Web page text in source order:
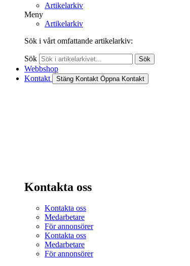
Artikelarkiv
Meny
Artikelarkiv
Sök i vårt omfattande artikelarkiv:
Sök Sök
Webbshop
Kontakt
Stäng Kontakt Öppna Kontakt
Kontakta oss
Kontakta oss
Medarbetare
För annonsörer
Kontakta oss
Medarbetare
För annonsörer